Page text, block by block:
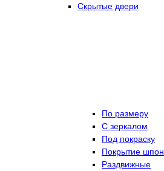
Скрытые двери
По размеру
C зеркалом
Под покраску
Покрытие шпон
Раздвижные